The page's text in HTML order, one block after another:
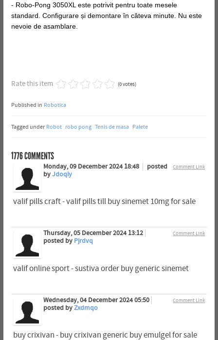
- Robo-Pong 3050XL este potrivit pentru toate mesele
standard. Configurare și demontare în câteva minute. Nu este
nevoie de asamblare.
Rate this item (0 votes)
Published in Robotica
Tagged under Robot robo pong Tenis de masa Palete
1776COMMENTS
Comment Link
Monday, 09 December 2024 18:48
posted
byJdoqiy
valif pills craft - valif pills till buy sinemet 10mg for sale
Comment Link
Thursday, 05 December 2024 13:12
posted by Pjrdvq
valif online sport - sustiva order buy generic sinemet
Comment Link
Wednesday, 04 December 2024 05:50
posted byZxdmqo
buy crixivan - buy crixivan generic buy emulgel for sale